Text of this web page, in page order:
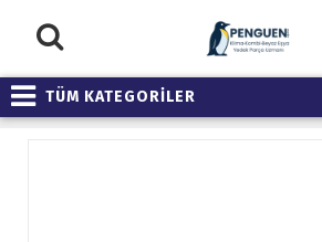
TÜM KATEGORİLER